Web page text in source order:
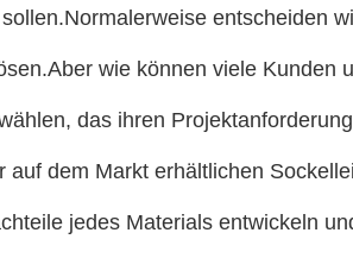
entscheiden
wie können viele Kunden
das ihren
dem Markt erhältlichen
jedes Materials entwickeln